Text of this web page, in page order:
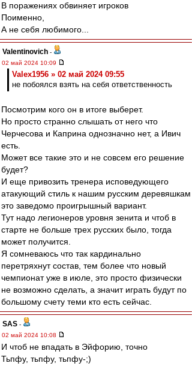
В поражениях обвиняет игроков
Поименно,
А не себя любимого...
Valentinovich -
02 май 2024 10:09
Valex1956 » 02 май 2024 09:55
не побоялся взять на себя ответственность
Посмотрим кого он в итоге выберет.
Но просто странно слышать от него что
Черчесова и Каприна однозначно нет, а Ивич
есть.
Может все такие это и не совсем его решение
будет?
И еще привозить тренера исповедующего
атакующий стиль к нашим русским деревяшкам
это заведомо проигрышный вариант.
Тут надо легионеров уровня зенита и чтоб в
старте не больше трех русских было, тогда
может получится.
Я сомневаюсь что так кардинально
перетряхнут состав, тем более что новый
чемпионат уже в июле, это просто физически
не возможно сделать, а значит играть будут по
большому счету теми кто есть сейчас.
SAS -
02 май 2024 10:08
И чтоб не впадать в Эйфорию, точно
Тьпфу, тьпфу, тьпфу-;)